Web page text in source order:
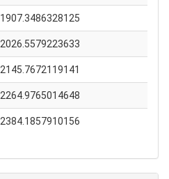
1907.3486328125
2026.5579223633
2145.7672119141
2264.9765014648
2384.1857910156